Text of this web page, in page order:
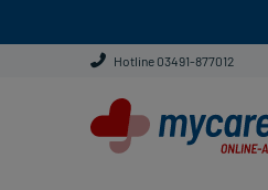
Hotline 03491-877012